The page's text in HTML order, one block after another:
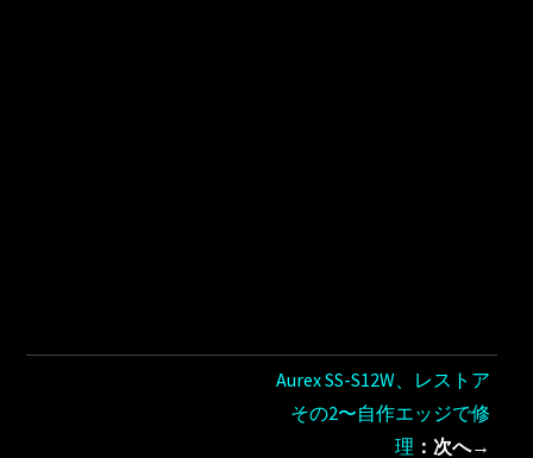
Aurex SS-S12W、レストア
その2〜自作エッジで修
理 ：次へ→